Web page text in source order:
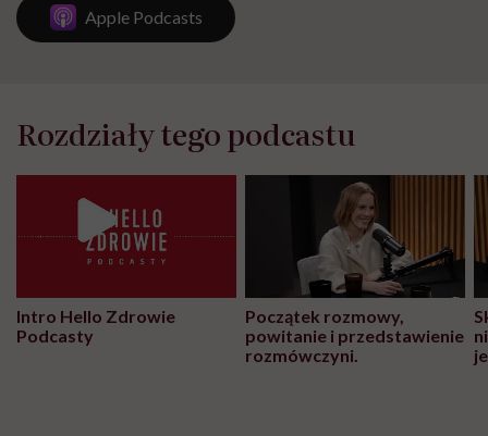
Apple Podcasts
Rozdziały tego podcastu
Intro Hello Zdrowie
Podcasty
Początek rozmowy,
powitanie i przedstawienie
rozmówczyni.